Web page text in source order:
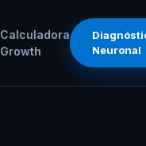
Calculadora
Growth
Neuronal